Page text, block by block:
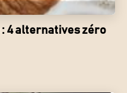
4 alternatives zéro